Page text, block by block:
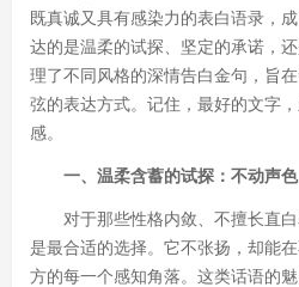
既真诚又具有感染力的表白语录，
达的是温柔的试探、坚定的承诺，
理了不同风格的深情告白金句，旨
弦的表达方式。记住，最好的文字
感。
一、温柔含蓄的试探：不动声
对于那些性格内敛、不擅长直
是最合适的选择。它不张扬，却能
方的每一个感知角落。这类话语的